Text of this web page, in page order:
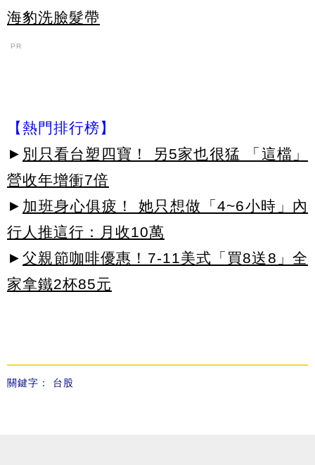
海豹洗臉髮帶
PR
【熱門排行榜】
► 別只看台塑四寶！ 另5家也很猛 「這檔」
營收年增衝7倍
► 加班身心俱疲！ 她只想做「4~6小時」內
行人推這行：月收10萬
► 父親節咖啡優惠！7-11美式「買8送8」全
家拿鐵2杯85元
關鍵字： 台股